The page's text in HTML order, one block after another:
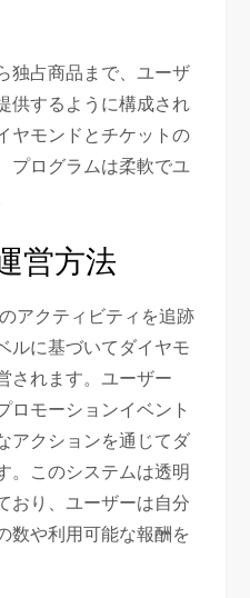
独占商品まで、ユーザ
供するように構成され
ヤモンドとチケットの
プログラムは柔軟でユ
営方法
アクティビティを追跡
ルに基づいてダイヤモ
されます。ユーザー
ロモーションイベント
アクションを通じてダ
。このシステムは透明
おり、ユーザーは自分
数や利用可能な報酬を